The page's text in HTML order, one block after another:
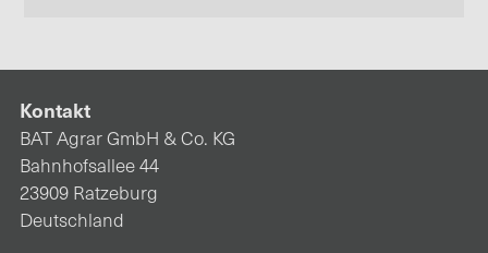
Kontakt
BAT Agrar GmbH & Co. KG
Bahnhofsallee 44
23909 Ratzeburg
Deutschland